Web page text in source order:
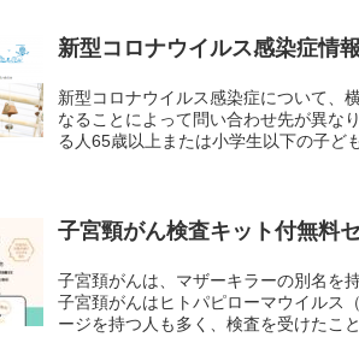
新型コロナウイルス感染症情
新型コロナウイルス感染症について、
なることによって問い合わせ先が異な
る人65歳以上または小学生以下の子ど
子宮頸がん検査キット付無料
子宮頚がんは、マザーキラーの別名を
子宮頚がんはヒトパピローマウイルス
ージを持つ人も多く、検査を受けたこ